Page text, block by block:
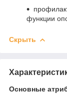
функции
Скрыть
Основные